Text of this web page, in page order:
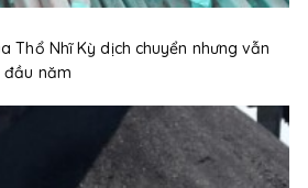
Thổ Nhĩ Kỳ dịch chuyển nhưng vẫn
năm